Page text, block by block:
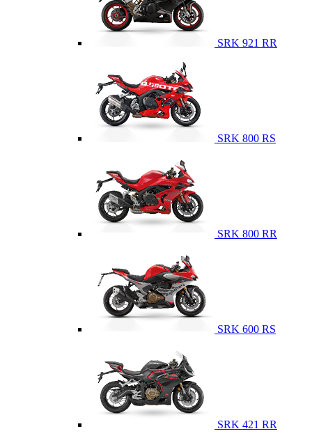
SRK 921 RR
SRK 800 RS
SRK 800 RR
SRK 600 RS
SRK 421 RR